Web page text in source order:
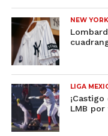
NEW
LIGA
LMB